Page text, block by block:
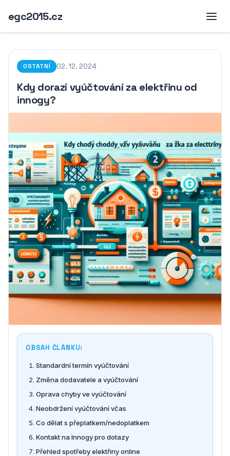
egc2015.cz
OSTATNÍ 02. 12. 2024
Kdy dorazí vyúčtování za elektřinu od
innogy?
OBSAH ČLÁNKU:
Standardní termín vyúčtování
Změna dodavatele a vyúčtování
Oprava chyby ve vyúčtování
Neobdržení vyúčtování včas
Co dělat s přeplatkem/nedoplatkem
Kontakt na Innogy pro dotazy
Přehled spotřeby elektřiny online